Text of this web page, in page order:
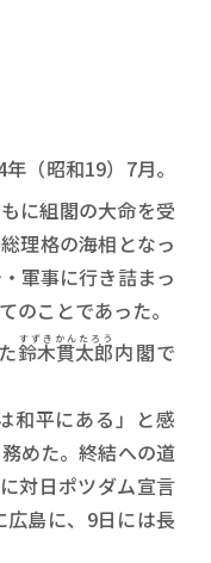
（昭和19）7月。
に組閣の大命を受
理格の海相となっ
軍事に行き詰まっ
のことであった。
鈴木貫太郎
すずきかんたろう 内閣で
和平にある」と感
めた。終結への道
対日ポツダム宣言
島に、9日には長